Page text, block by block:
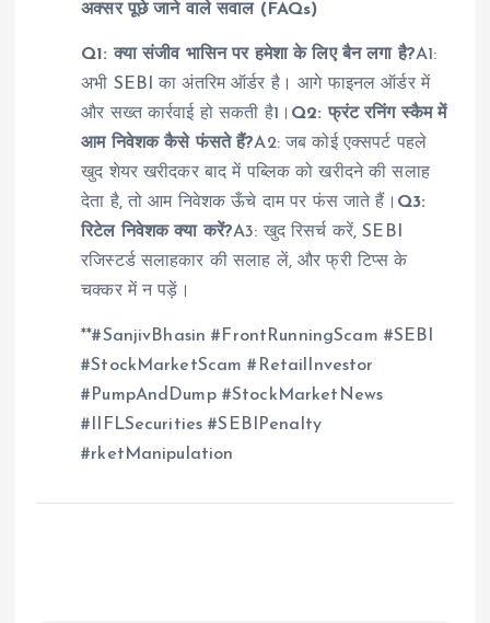
अक्सर पूछे जाने वाले सवाल (FAQs)
Q1: क्या संजीव भासिन पर हमेशा के लिए बैन लगा है?A1:
अभी SEBI का अंतरिम ऑर्डर है। आगे फाइनल ऑर्डर में
और सख्त कार्रवाई हो सकती है1। Q2: फ्रंट रनिंग स्कैम में
आम निवेशक कैसे फंसते हैं?A2: जब कोई एक्सपर्ट पहले
खुद शेयर खरीदकर बाद में पब्लिक को खरीदने की सलाह
देता है, तो आम निवेशक ऊँचे दाम पर फंस जाते हैं। Q3:
रिटेल निवेशक क्या करें?A3: खुद रिसर्च करें, SEBI
रजिस्टर्ड सलाहकार की सलाह लें, और फ्री टिप्स के
चक्कर में न पड़ें।
**#SanjivBhasin #FrontRunningScam #SEBI
#StockMarketScam #RetailInvestor
#PumpAndDump #StockMarketNews
#IIFLSecurities #SEBIPenalty
#rketManipulation